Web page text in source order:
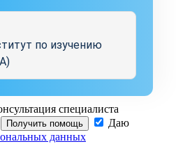
по изучению
специалиста
Получить помощь
Даю
данных